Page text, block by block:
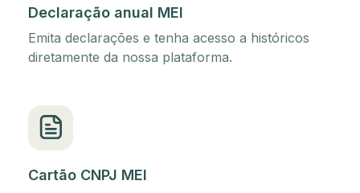
Declaração anual MEI
Emita declarações e tenha acesso a históricos
diretamente da nossa plataforma.
Cartão CNPJ MEI